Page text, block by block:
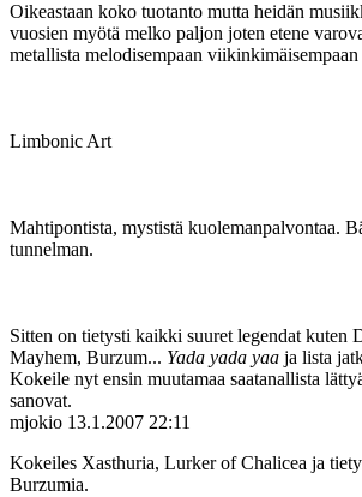
Oikeastaan koko tuotanto mutta heidän
vuosien myötä melko paljon joten etene
metallista melodisempaan viikinkimäisempaan
Limbonic Art
Mahtipontista, mystistä kuolemanpalvontaa.
tunnelman.
Sitten on tietysti kaikki suuret legendat kuten
Mayhem, Burzum... Yada yada yaa ja lista
Kokeile nyt ensin muutamaa saatanallista
sanovat.
mjokio 13.1.2007 22:11
Kokeiles Xasthuria, Lurker of Chalicea ja
Burzumia.